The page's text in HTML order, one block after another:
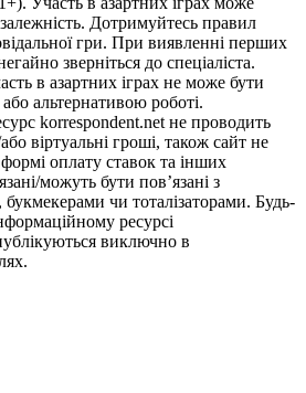
Дотримуйтесь правил
гри. При виявленні перших
зверніться до спеціаліста.
в азартних іграх не може бути
альтернативою роботі.
korrespondent.net не проводить
віртуальні гроші, також сайт не
оплату ставок та інших
можуть бути пов’язані з
чи тоталізаторами. Будь-
ресурсі
виключно в